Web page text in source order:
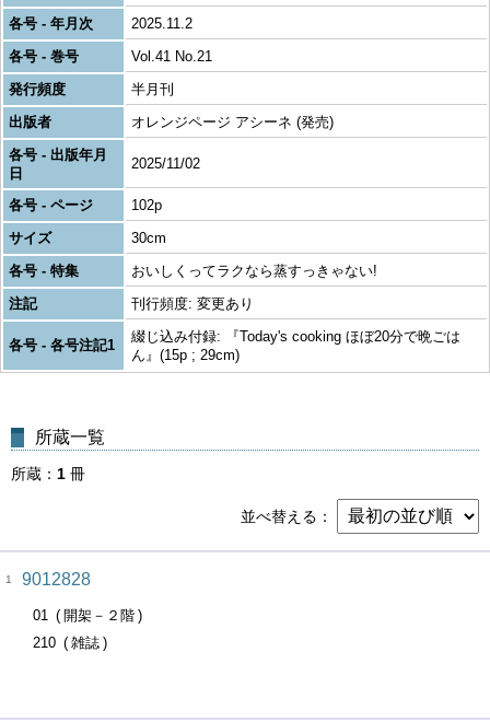
各号 - 年月次
2025.11.2
各号 - 巻号
Vol.41 No.21
発行頻度
半月刊
出版者
オレンジページ アシーネ (発売)
各号 - 出版年月
日
2025/11/02
各号 - ページ
102p
サイズ
30cm
各号 - 特集
おいしくってラクなら蒸すっきゃない!
注記
刊行頻度: 変更あり
各号 - 各号注記1
綴じ込み付録: 『Today's cooking ほぼ20分で晩ごは
ん』(15p ; 29cm)
所蔵一覧
所蔵 1 冊
並べ替える
1 9012828
01
開架－２階
210
雑誌